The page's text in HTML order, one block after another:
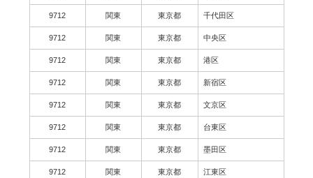
9712 関東 東京都 千代田区
9712 関東 東京都 中央区
9712 関東 東京都 港区
9712 関東 東京都 新宿区
9712 関東 東京都 文京区
9712 関東 東京都 台東区
9712 関東 東京都 墨田区
9712 関東 東京都 江東区